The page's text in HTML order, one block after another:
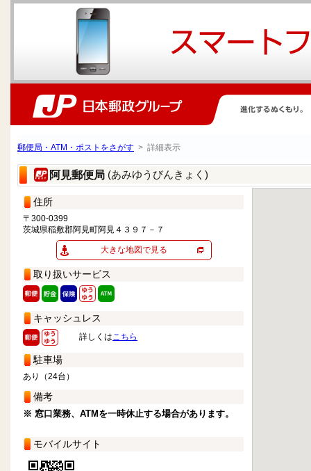
郵便局・ATM・ポストをさがす > 詳細表示
阿見郵便局 (あみゆうびんきょく)
住所
〒300-0399
茨城県稲敷郡阿見町阿見４３９７－７
大きな地図で見る
取り扱いサービス
キャッシュレス
詳しくはこちら
駐車場
あり（24台）
備考
※ 窓口業務、ATMを一時休止する場合があります。
モバイルサイト